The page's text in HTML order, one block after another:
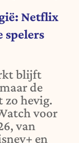
Netflix
spelers
blijft
de
zo hevig.
voor
van
en